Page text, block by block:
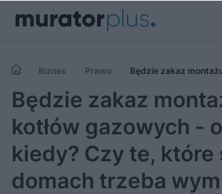
Biznes Prawo
Będzie zakaz
od kiedy? Czy te, które są w domach trzeba
Będzie zakaz
kotłów gazowych -
kiedy? Czy te, które
domach trzeba